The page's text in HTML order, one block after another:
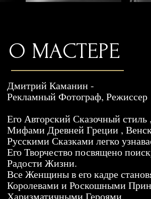
Его Авторский Сказочный стиль ,
Русскими Сказками легко узнаваем.
Его Творчество посвящено поиску
Радости Жизни.
Все Женщины в его кадре становятся
Королевами и Роскошными
Харизматичными Героями.
Дмитрий Каманин - Выпускник Вгика,
режиссер (красный Диплом). Член
Член Союза Журналистов.
Участник многочисленных выставок
Моды и Стиля.